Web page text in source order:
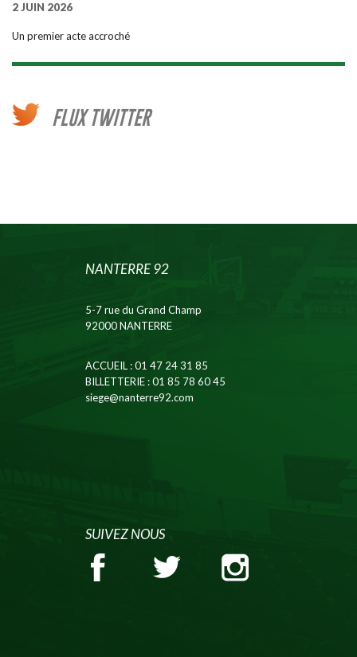
2 JUIN 2026
Un premier acte accroché
FLUX TWITTER
NANTERRE 92
5-7 rue du Grand Champ
92000 NANTERRE
ACCUEIL: 01 47 24 31 85
BILLETTERIE: 01 85 78 60 45
siege@nanterre92.com
SUIVEZ NOUS